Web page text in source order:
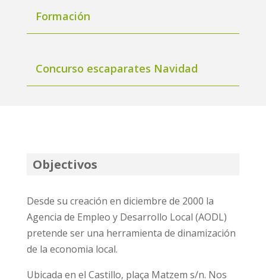
Formación
Concurso escaparates Navidad
Objectivos
Desde su creación en diciembre de 2000 la
Agencia de Empleo y Desarrollo Local (AODL)
pretende ser una herramienta de dinamización
de la economia local.
Ubicada en el Castillo, plaça Matzem s/n. Nos